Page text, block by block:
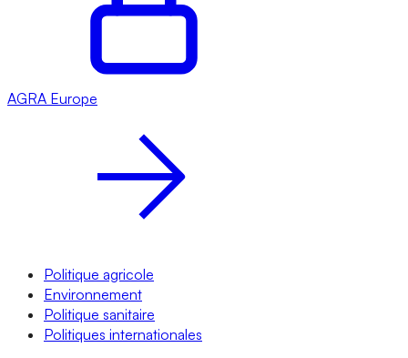
AGRA Europe
Politique agricole
Environnement
Politique sanitaire
Politiques internationales